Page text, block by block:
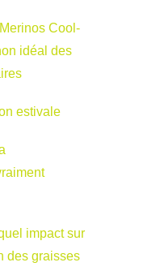
Cool-
idéal des
estivale
impact sur
des graisses